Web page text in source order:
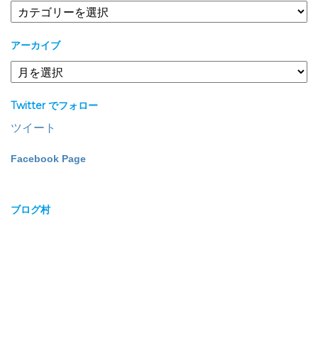
テ
リ
ー
アーカイブ
ア
ー
イ
ブ
Twitter でフォロー
ツイート
Facebook Page
ブログ村